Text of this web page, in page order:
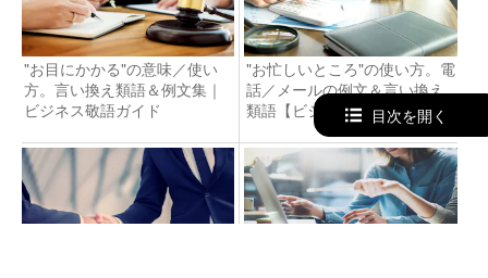
"お目にかかる"の意味／使い
方。言い換え類語＆例文集｜
ビジネス敬語ガイド
"お忙しいところ"の使い方。電
話／メールの例文＆言い換え
類語【ビジネス敬語ガイド】
目次を開く